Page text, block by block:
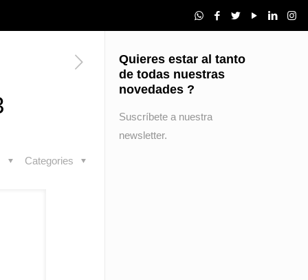
Categories
Quieres estar al tanto
de todas nuestras
novedades ?
Suscríbete a nuestra
newsletter.